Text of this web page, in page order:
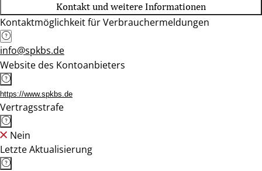
Kontakt und weitere Informationen
Kontaktmöglichkeit für Verbrauchermeldungen
info@spkbs.de
Website des Kontoanbieters
https://www.spkbs.de
Vertragsstrafe
Nein
Letzte Aktualisierung